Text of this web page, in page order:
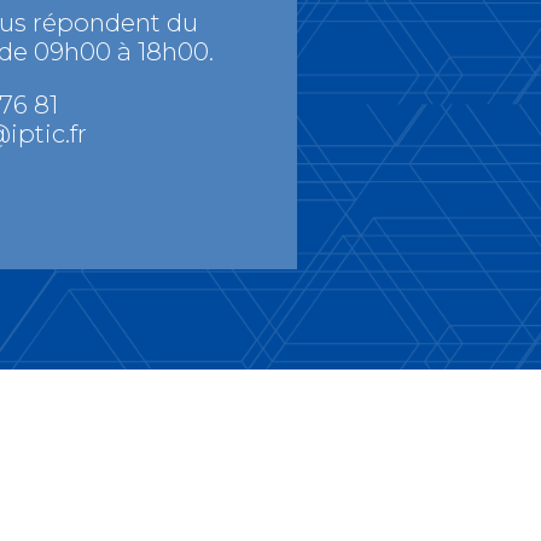
répondent du
09h00 à 18h00.
81